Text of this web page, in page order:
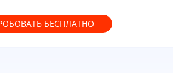
БЕСПЛАТНО